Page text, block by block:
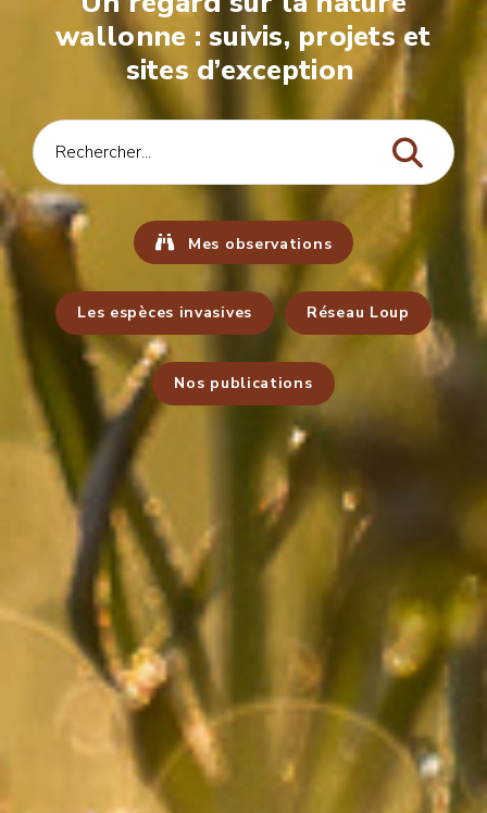
wallonne : suivis, projets et
sites d’exception
Mes observations
Les espèces invasives Réseau Loup
Nos publications